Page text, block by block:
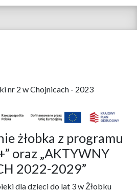
nr 2 w Chojnicach - 2023
żłobka z programu
oraz „AKTYWNY
2022-2029”
dla dzieci do lat 3 w Żłobku